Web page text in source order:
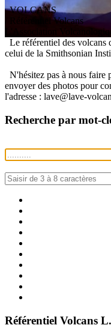
VOLCANS
/ Référentiel Volcans
ssociation V
Le référentiel des volcans
celui de la Smithsonian
N'hésitez pas à nous faire
envoyer des photos pour
l'adresse : lave@lave-
Recherche par mot-
Référentiel Volcans